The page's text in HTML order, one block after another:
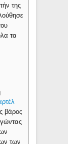
της
τα
βάρος
των